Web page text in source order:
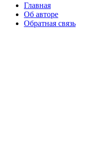
Главная
Об авторе
Обратная связь